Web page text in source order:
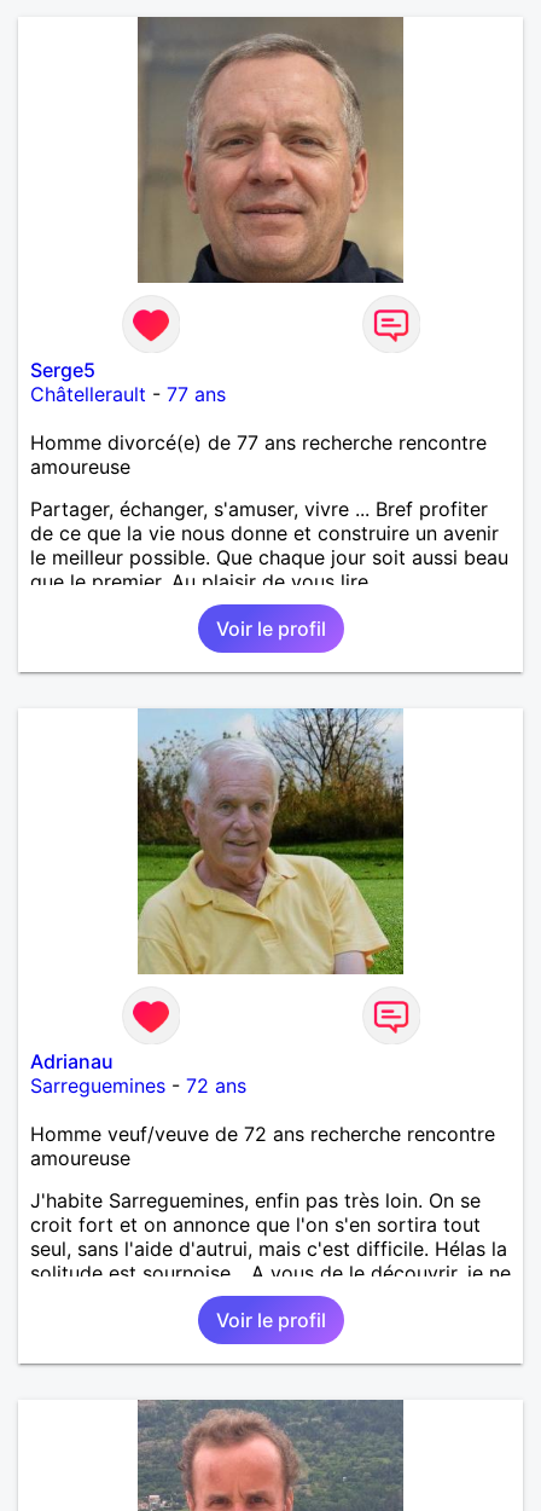
Serge5
Châtellerault - 77 ans
Homme divorcé(e) de 77 ans recherche rencontre
amoureuse
Partager, échanger, s'amuser, vivre ... Bref profiter
de ce que la vie nous donne et construire un avenir
le meilleur possible. Que chaque jour soit aussi beau
que le premier. Au plaisir de vous lire,
Voir le profil
Adrianau
Sarreguemines - 72 ans
Homme veuf/veuve de 72 ans recherche rencontre
amoureuse
J'habite Sarreguemines, enfin pas très loin. On se
croit fort et on annonce que l'on s'en sortira tout
seul, sans l'aide d'autrui, mais c'est difficile. Hélas la
solitude est sournoise... A vous de le découvrir, je ne
serais peut-être pas objectif. Rencontrer pour
débuter, partager ensuite si le "feeling" se présente.
Voir le profil